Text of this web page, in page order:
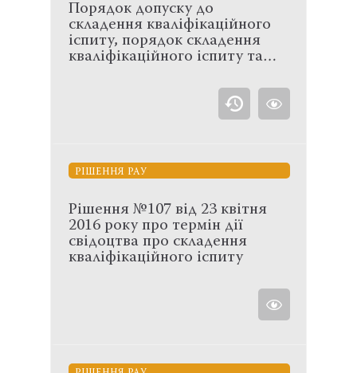
Порядок допуску до
складення кваліфікаційного
іспиту, порядок складення
кваліфікаційного іспиту та…
РІШЕННЯ РАУ
Рішення №107 від 23 квітня
2016 року про термін дії
свідоцтва про складення
кваліфікаційного іспиту